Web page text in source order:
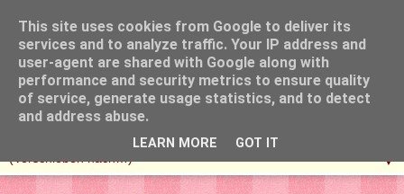
▼
This site uses cookies from Google to deliver its
services and to analyze traffic. Your IP address and
user-agent are shared with Google along with
performance and security metrics to ensure quality
of service, generate usage statistics, and to detect
and address abuse.
LEARN MORE GOT IT